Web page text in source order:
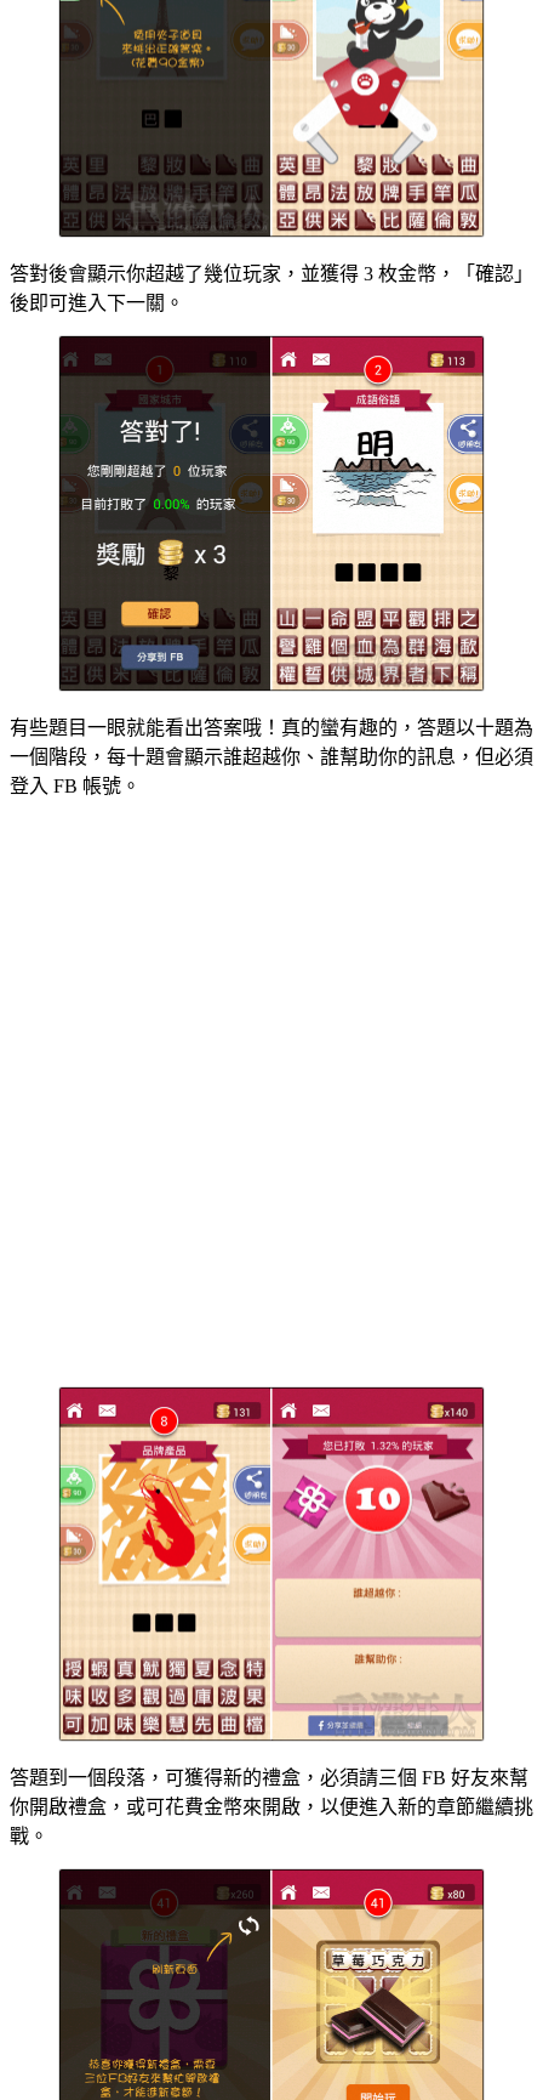
答對後會顯示你超越了幾位玩家，並獲得 3 枚金幣，「確認」
後即可進入下一關。
有些題目一眼就能看出答案哦！真的蠻有趣的，答題以十題為
一個階段，每十題會顯示誰超越你、誰幫助你的訊息，但必須
登入 FB 帳號。
答題到一個段落，可獲得新的禮盒，必須請三個 FB 好友來幫
你開啟禮盒，或可花費金幣來開啟，以便進入新的章節繼續挑
戰。